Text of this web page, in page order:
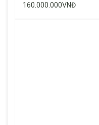
160.000.000VNĐ